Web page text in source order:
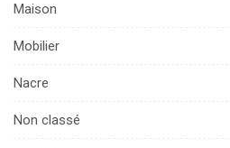
Maison
Mobilier
Nacre
Non classé